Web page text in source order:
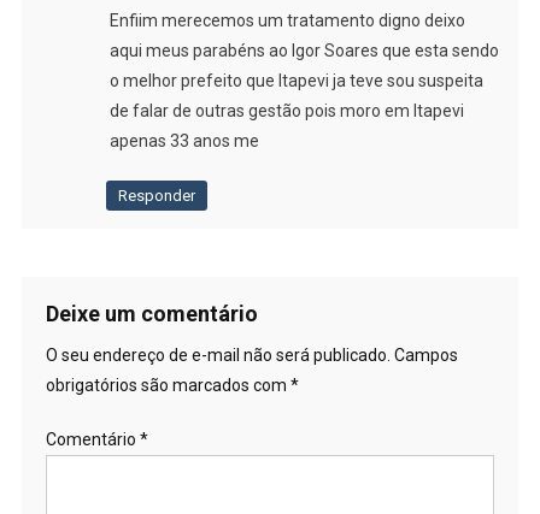
Enfiim merecemos um tratamento digno deixo
aqui meus parabéns ao Igor Soares que esta sendo
o melhor prefeito que Itapevi ja teve sou suspeita
de falar de outras gestão pois moro em Itapevi
apenas 33 anos me
Responder
Deixe um comentário
O seu endereço de e-mail não será publicado. Campos
obrigatórios são marcados com *
Comentário *